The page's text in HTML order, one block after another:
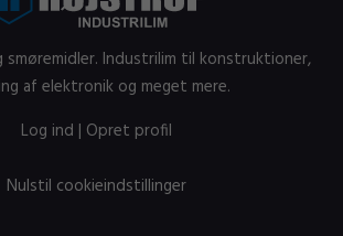
smøremidler. Industrilim til konstruktioner,
af elektronik og meget mere.
Log ind | Opret profil
Nulstil cookieindstillinger